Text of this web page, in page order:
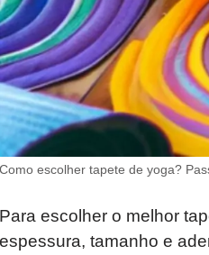
Como escolher tapete de yoga?
Para escolher o melhor
espessura, tamanho e